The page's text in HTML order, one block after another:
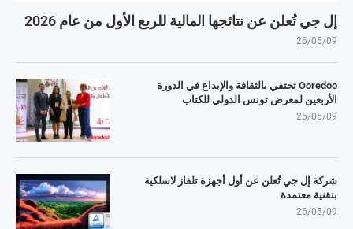
إل جي تُعلن عن نتائجها المالية للربع الأول من عام 2026
26/05/09
Ooredoo تحتفي بالثقافة والإبداع في الدورة
الأربعين لمعرض تونس الدولي للكتاب
26/05/09
شركة إل جي تُعلن عن أول أجهزة تلفاز لاسلكية
بتقنية معتمدة
26/05/09